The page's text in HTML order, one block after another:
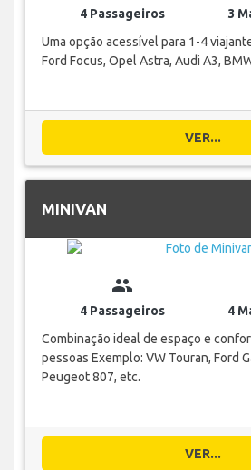
4 Passageiros
3
Uma opção acessível para 1-4
Ford Focus, Opel Astra, Audi A3,
VER...
MINIVAN
group
4 Passageiros
4
Combinação ideal de espaço e
pessoas Exemplo: VW Touran, Ford
Peugeot 807, etc.
VER...